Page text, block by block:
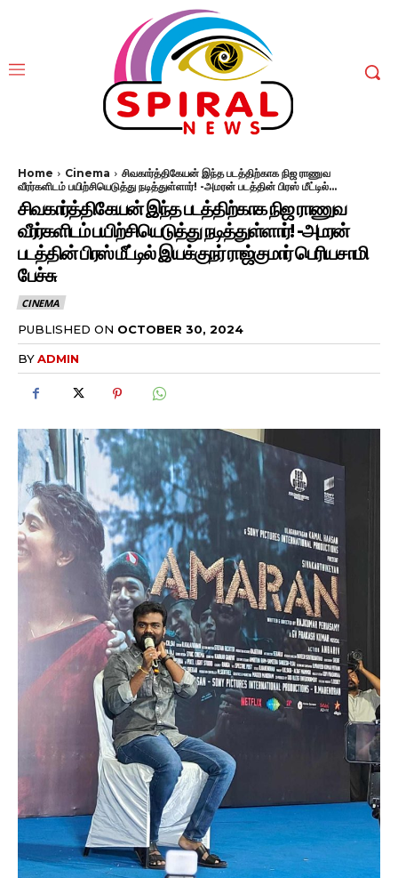
Home Cinema
சிவகார்த்திகேயன் இந்த படத்திற்காக நிஜ ராணுவ
வீரர்களிடம் பயிற்சியெடுத்து நடித்துள்ளார்! -அமரன் படத்தின் பிரஸ் மீட்டில்...
சிவகார்த்திகேயன் இந்த படத்திற்காக நிஜ ராணுவ
வீரர்களிடம் பயிற்சியெடுத்து நடித்துள்ளார்! -அமரன்
படத்தின் பிரஸ் மீட்டில் இயக்குநர் ராஜ்குமார் பெரியசாமி
பேச்சு
CINEMA
PUBLISHED ON OCTOBER 30, 2024
BYADMIN